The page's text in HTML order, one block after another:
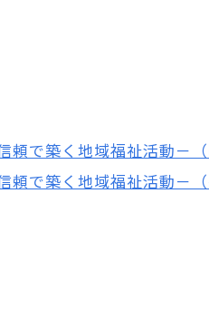
で築く地域福祉活動－（
で築く地域福祉活動－